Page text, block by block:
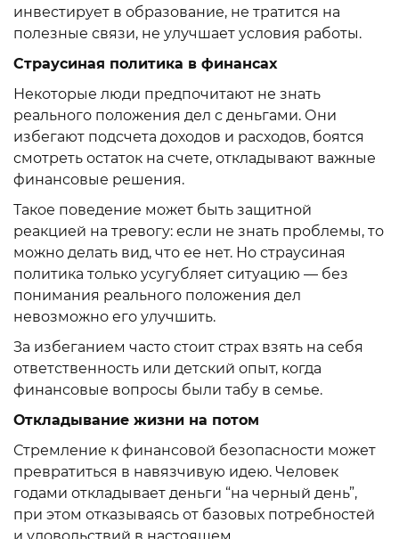
инвестирует в образование, не тратится на
полезные связи, не улучшает условия работы.
Страусиная политика в финансах
Некоторые люди предпочитают не знать
реального положения дел с деньгами. Они
избегают подсчета доходов и расходов, боятся
смотреть остаток на счете, откладывают важные
финансовые решения.
Такое поведение может быть защитной
реакцией на тревогу: если не знать проблемы, то
можно делать вид, что ее нет. Но страусиная
политика только усугубляет ситуацию — без
понимания реального положения дел
невозможно его улучшить.
За избеганием часто стоит страх взять на себя
ответственность или детский опыт, когда
финансовые вопросы были табу в семье.
Откладывание жизни на потом
Стремление к финансовой безопасности может
превратиться в навязчивую идею. Человек
годами откладывает деньги “на черный день”,
при этом отказываясь от базовых потребностей